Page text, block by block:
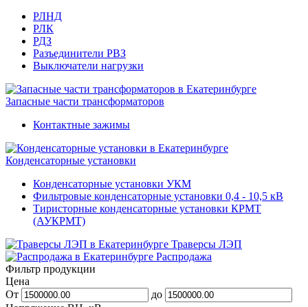
РЛНД
РЛК
РДЗ
Разъединители РВЗ
Выключатели нагрузки
Запасные части трансформаторов
Контактные зажимы
Конденсаторные установки
Конденсаторные установки УКМ
Фильтровые конденсаторные установки 0,4 - 10,5 кВ
Тиристорные конденсаторные установки КРМТ
(АУКРМТ)
Траверсы ЛЭП
Распродажа
Фильтр продукции
Цена
От
до